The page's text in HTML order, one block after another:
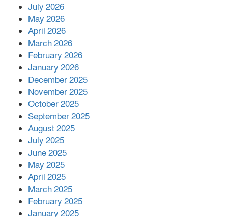
পর ফোন তারেক রহমানের,গ্যাস সঙ্কট
July 2026
May 2026
April 2026
March 2026
February 2026
January 2026
December 2025
November 2025
October 2025
September 2025
August 2025
July 2025
June 2025
May 2025
April 2025
March 2025
February 2025
January 2025